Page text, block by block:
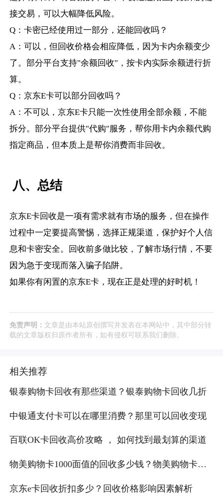
接交易，可以大幅降低风险。
Q：卡密已经使用过一部分，还能回收吗？
A：可以，但回收价格会相应降低，因为卡内余额变少
了。部分平台支持"余额回收"，按卡内实际余额进行折
算。
Q：京东E卡可以部分回收吗？
A：不可以，京东E卡只能一次性使用全部余额，不能
拆分。部分平台提供"代购"服务，帮你用卡内余额代购
指定商品，但本质上是帮你消费而非回收。
八、总结
京东E卡回收是一项有需求就有市场的服务，但在操作
过程中一定要提高警惕，选择正规渠道，保护好个人信
息和卡密安全。回收前多做比较，了解市场行情，不要
因为急于变现而落入骗子陷阱。
如果你有闲置的京东E卡，现在正是处理的好时机！
免责声明： 文章是由本站原创撰写并发表在本网站中，其中部分转
载的文章版权归原作者所有，如有侵权可联系我们删除。
相关推荐
银泰购物卡回收有那些渠道？银泰购物卡回收几折
中银通支付卡可以在哪里消费？那里可以回收变现
百联OK卡回收高价攻略 ， 如何找到最划算的渠道
物美购物卡1000面值的回收多少钱？物美购物卡回
京东e卡回收折扣多少？回收价格影响因素解析